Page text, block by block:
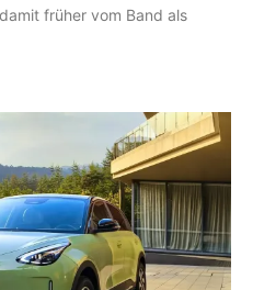
früher vom Band als